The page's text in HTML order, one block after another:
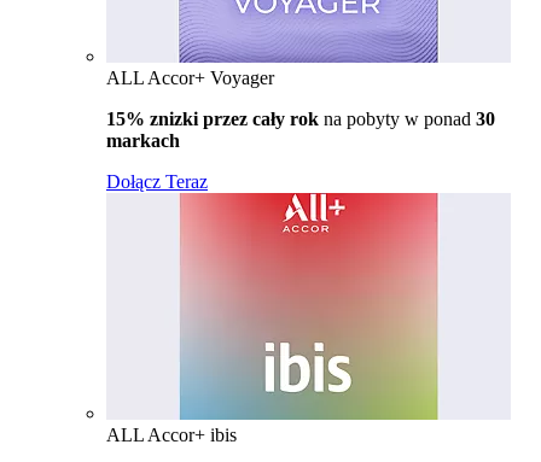
ALL Accor+ Voyager
15% znizki przez cały rok na pobyty w ponad 30
markach
Dołącz Teraz
ALL Accor+ ibis